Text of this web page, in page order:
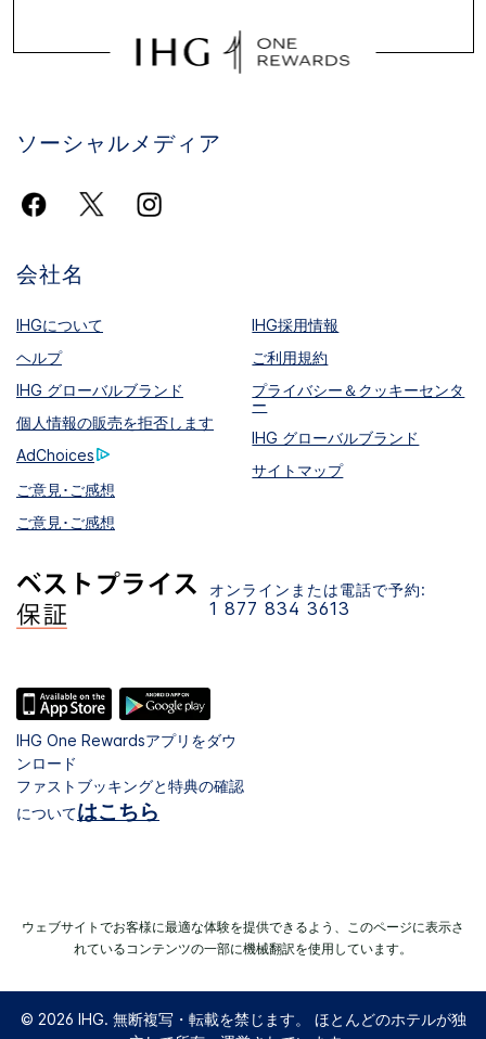
ソーシャルメディア
会社名
IHGについて
IHG採用情報
ヘルプ
ご利用規約
IHG グローバルブランド
プライバシー＆クッキーセンタ
ー
個人情報の販売を拒否します
IHG グローバルブランド
AdChoices
サイトマップ
ご意見･ご感想
ご意見･ご感想
オンラインまたは電話で予約:
1 877 834 3613
IHG One Rewardsアプリをダウ
ンロード
ファストブッキングと特典の確認
についてはこちら
ウェブサイトでお客様に最適な体験を提供できるよう、このページに表示さ
れているコンテンツの一部に機械翻訳を使用しています。
© 2026 IHG. 無断複写・転載を禁じます。 ほとんどのホテルが独